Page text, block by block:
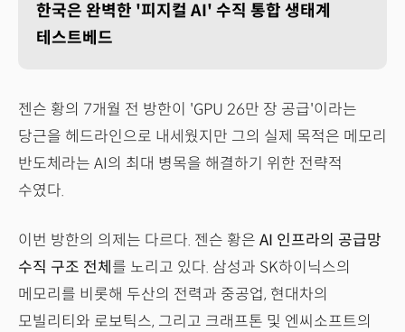
한국은 완벽한 '피지컬 AI' 수직 통합 생태계
테스트베드
젠슨 황의 7개월 전 방한이 'GPU 26만 장 공급'이라는
당근을 헤드라인으로 내세웠지만 그의 실제 목적은 메모리
반도체라는 AI의 최대 병목을 해결하기 위한 전략적
수였다.
이번 방한의 의제는 다르다. 젠슨 황은 AI 인프라의 공급망
수직 구조 전체 를 노리고 있다. 삼성과 SK하이닉스의
메모리를 비롯해 두산의 전력과 중공업, 현대차의
모빌리티와 로보틱스, 그리고 크래프톤 및 엔씨소프트의